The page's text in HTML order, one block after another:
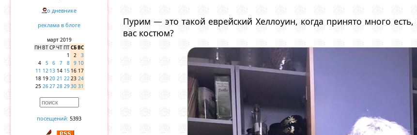
о дневнике
реклама в блоге
март 2019
ПН ВТСРЧТ ПТСБВС
1
2
3
4
5 6 7 8 9 10
11 12 13 14 15 16 17
18 1920 21 2223 24
25 2627 28 2930 31
посещений: 5393
Пурим — это такой еврейский Хеллоуин, когда принято много
вас костюм?